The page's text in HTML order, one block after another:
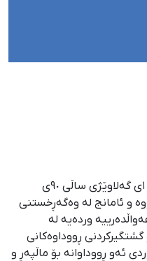
ئاژانسی هەواڵدەریی کوردستان، لە ١ی گەلاوێژی ساڵی ٩٠ی
و ئامانج لە وەگەڕخستنی
وردەیە لە
ڕووداوەكانی
ئەو ڕووداوانە بۆ ماڵپەڕ و